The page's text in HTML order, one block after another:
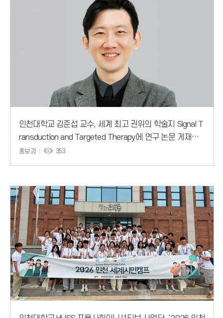
인천대학교 김준섭 교수, 세계 최고 권위의 학술지 Signal T
ransduction and Targeted Therapy에 연구 논문 게재…
인천시 바이오(Bio) 산업 전략과
홍보과 353